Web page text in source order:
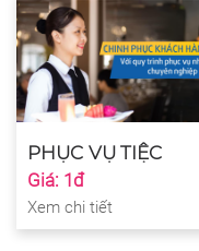
PHỤC VỤ TIỆC
Giá: 1đ
Xem chi tiết